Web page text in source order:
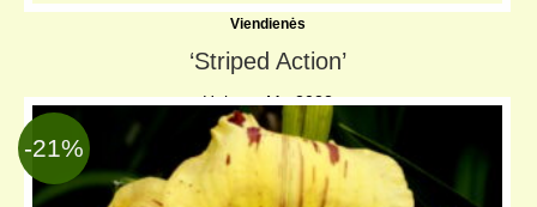
Viendienės
‘Striped Action’
Holmes-M., 2022
TET, SEV;↨ 80 cm 13 cm
-21%